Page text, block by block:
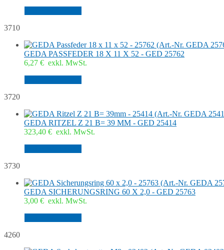
3710
GEDA PASSFEDER 18 X 11 X 52 - GED 25762
6,27 € exkl. MwSt.
3720
GEDA RITZEL Z 21 B= 39 MM - GED 25414
323,40 € exkl. MwSt.
3730
GEDA SICHERUNGSRING 60 X 2,0 - GED 25763
3,00 € exkl. MwSt.
4260